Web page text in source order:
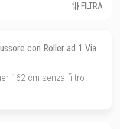
FILTRA
con Roller ad 1 Via
162 cm senza filtro